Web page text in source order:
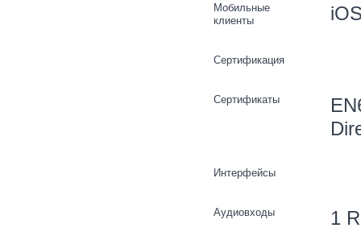
Мобильные
клиенты
Сертификация
Сертификаты
Интерфейсы
Аудиовходы 1